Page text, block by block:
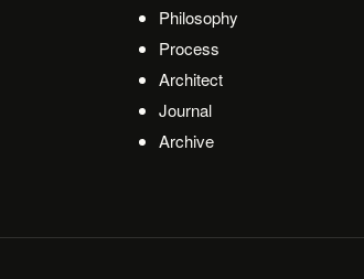
Philosophy
Process
Architect
Journal
Archive